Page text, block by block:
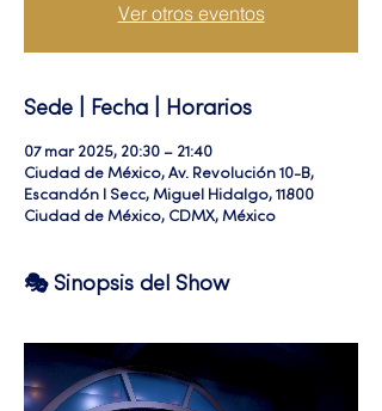
Ver otros eventos
Sede | Fecha | Horarios
07 mar 2025, 20:30 – 21:40
Ciudad de México, Av. Revolución 10-B,
Escandón I Secc, Miguel Hidalgo, 11800
Ciudad de México, CDMX, México
🎭 Sinopsis del Show